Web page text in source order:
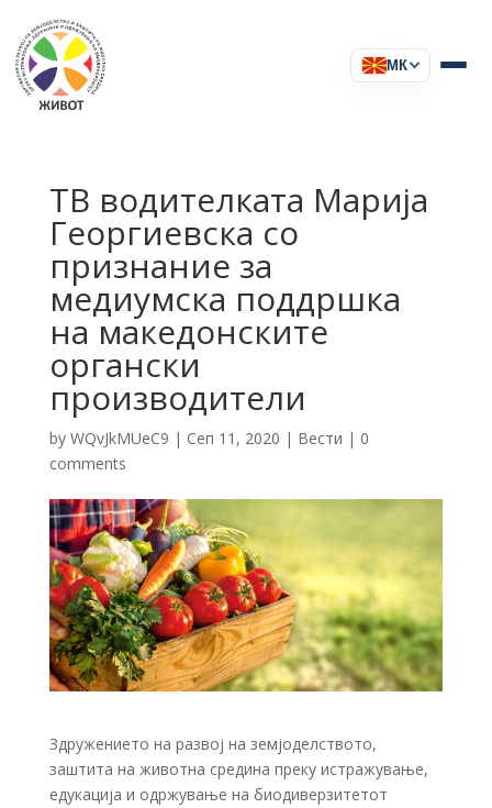
МК
ТВ водителката Марија
Георгиевска со
признание за
медиумска поддршка
на македонските
органски
производители
by WQvJkMUeC9 | Сеп 11, 2020 | Вести | 0
comments
Здружението на развој на земјоделството,
заштита на животна средина преку истражување,
едукација и одржување на биодиверзитетот